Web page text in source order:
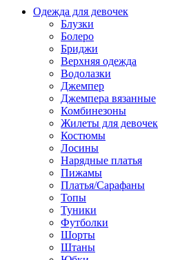
Одежда для девочек
Блузки
Болеро
Бриджи
Верхняя одежда
Водолазки
Джемпер
Джемпера вязанные
Комбинезоны
Жилеты для девочек
Костюмы
Лосины
Нарядные платья
Пижамы
Платья/Сарафаны
Топы
Туники
Футболки
Шорты
Штаны